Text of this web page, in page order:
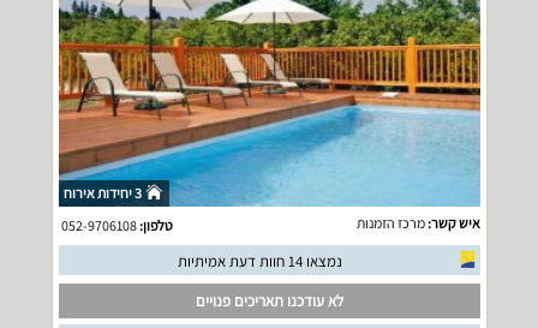
3 יחידות אירוח
איש קשר:מרכז הזמנות טלפון:052-9706108
נמצאו 14 חוות דעת אמיתיות
לא עודכנו תאריכים פנויים